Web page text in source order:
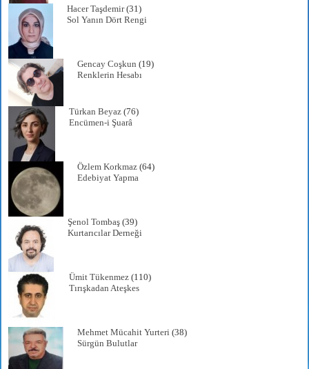
Hacer Taşdemir(31)
Sol Yanın Dört Rengi
Gencay Coşkun (19)
Renklerin Hesabı
Türkan Beyaz (76)
Encümen-i Şuarâ
Özlem Korkmaz (64)
Edebiyat Yapma
Şenol Tombaş (39)
Kurtarıcılar Derneği
Ümit Tükenmez (110)
Tırışkadan Ateşkes
Mehmet Mücahit Yurteri (38)
Sürgün Bulutlar